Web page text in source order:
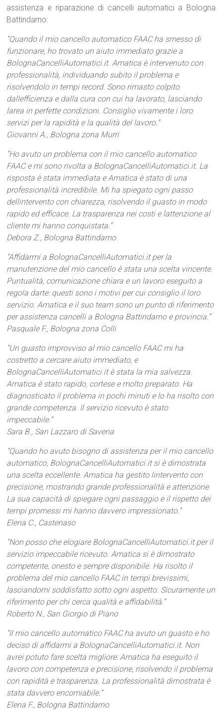
assistenza e riparazione di cancelli automatici a Bologna
Battindarno:
“Quando il mio cancello automatico FAAC ha smesso di
funzionare, ho trovato un aiuto immediato grazie a
BolognaCancelliAutomatici.it. Amatica è intervenuto con
professionalità, individuando subito il problema e
risolvendolo in tempi record. Sono rimasto colpito
dallefficienza e dalla cura con cui ha lavorato, lasciando
larea in perfette condizioni. Consiglio vivamente i loro
servizi per la rapidità e la qualità del lavoro.”
Giovanni A., Bologna zona Murri
“Ho avuto un problema con il mio cancello automatico
FAAC e mi sono rivolta a BolognaCancelliAutomatici.it. La
risposta è stata immediata e Amatica è stato di una
professionalità incredibile. Mi ha spiegato ogni passo
dellintervento con chiarezza, risolvendo il guasto in modo
rapido ed efficace. La trasparenza nei costi e lattenzione al
cliente mi hanno conquistata.”
Debora Z., Bologna Battindarno
“Affidarmi a BolognaCancelliAutomatici.it per la
manutenzione del mio cancello è stata una scelta vincente.
Puntualità, comunicazione chiara e un lavoro eseguito a
regola darte: questi sono i motivi per cui consiglio il loro
servizio. Amatica e il suo team sono un punto di riferimento
per assistenza cancelli a Bologna Battindarno e provincia.”
Pasquale F., Bologna zona Colli
“Un guasto improvviso al mio cancello FAAC mi ha
costretto a cercare aiuto immediato, e
BolognaCancelliAutomatici.it è stata la mia salvezza.
Amatica è stato rapido, cortese e molto preparato. Ha
diagnosticato il problema in pochi minuti e lo ha risolto con
grande competenza. Il servizio ricevuto è stato
impeccabile.”
Sara B., San Lazzaro di Savena
“Quando ho avuto bisogno di assistenza per il mio cancello
automatico, BolognaCancelliAutomatici.it si è dimostrata
una scelta eccellente. Amatica ha gestito lintervento con
precisione, mostrando grande professionalità e attenzione.
La sua capacità di spiegare ogni passaggio e il rispetto dei
tempi promessi mi hanno davvero impressionato.”
Elena C., Castenaso
“Non posso che elogiare BolognaCancelliAutomatici.it per il
servizio impeccabile ricevuto. Amatica si è dimostrato
competente, onesto e sempre disponibile. Ha risolto il
problema del mio cancello FAAC in tempi brevissimi,
lasciandomi soddisfatto sotto ogni aspetto. Sicuramente un
riferimento per chi cerca qualità e affidabilità.”
Roberto N., San Giorgio di Piano
“Il mio cancello automatico FAAC ha avuto un guasto e ho
deciso di affidarmi a BolognaCancelliAutomatici.it. Non
avrei potuto fare scelta migliore: Amatica ha eseguito il
lavoro con competenza e precisione, risolvendo il problema
con rapidità e trasparenza. La professionalità dimostrata è
stata davvero encomiabile.”
Elena F., Bologna Battindarno